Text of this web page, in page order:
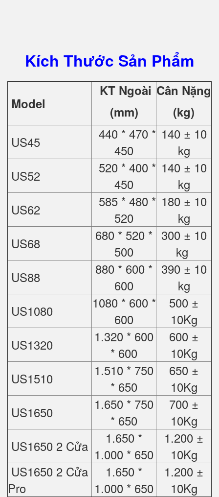
Kích Thước Sản Phẩm
Model
KT Ngoài
(mm)
Cân Nặng
(kg)
US45
440 * 470 *
450
140 ± 10
kg
US52
520 * 400 *
450
140 ± 10
kg
US62
585 * 480 *
520
180 ± 10
kg
US68
680 * 520 *
500
300 ± 10
kg
US88
880 * 600 *
600
390 ± 10
kg
US1080
1080 * 600 *
600
500 ±
10Kg
US1320
1.320 * 600
* 600
600 ±
10Kg
US1510
1.510 * 750
* 650
650 ±
10Kg
US1650
1.650 * 750
* 650
700 ±
10Kg
US1650 2 Cửa
1.650 *
1.000 * 650
1.200 ±
10Kg
US1650 2 Cửa
Pro
1.650 *
1.000 * 650
1.200 ±
10Kg